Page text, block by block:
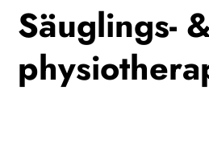
Säuglings-